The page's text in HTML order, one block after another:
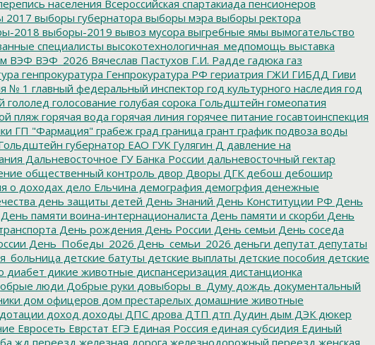
населения Всероссийская спартакиада пенсионеров
2017 выборы губернатора выборы мэра выборы ректора
2018 выборы-2019 вывоз мусора выгребные ямы вымогательство
специалисты высокотехнологичная_медпомощь выставка
ВЭФ ВЭФ_2026 Вячеслав Пастухов Г.И. Радде гадюка газ
генпрокуратура Генпрокуратура РФ гериатрия ГЖИ ГИБДД Гиви
№ 1 главный федеральный инспектор год культурного наследия год
гололед голосование голубая сорока Гольдштейн гомеопатия
пляж горячая вода горячая линия горячее питание госавтоинспекция
ГП "Фармация" грабеж град граница грант график подвоза воды
губернатор ЕАО ГУК Гулягин Д давление на
Дальневосточное ГУ Банка России дальневосточный гектар
общественный контроль двор Дворы ДГК дебош дебошир
о доходах дело Ельчина демография демогрфия денежные
день защиты детей День Знаний День Конституции РФ День
День памяти воина-интернационалиста День памяти и скорби День
День рождения День России День семьи День соседа
День_Победы_2026 День_семьи_2026 деньги депутат депутаты
детские батуты детские выплаты детские пособия детские
диабет дикие животные диспансеризация дистанционка
люди Добрые руки довыборы_в_Думу дождь документальный
дом офицеров дом престарелых домашние животные
дотации доход доходы ДПС дрова ДТП дтп Дудин дым ДЭК дюкер
Евросеть Еврстат ЕГЭ Единая Россия единая субсидия Единый
жд переезд железная дорога железнодорожный переезд женская